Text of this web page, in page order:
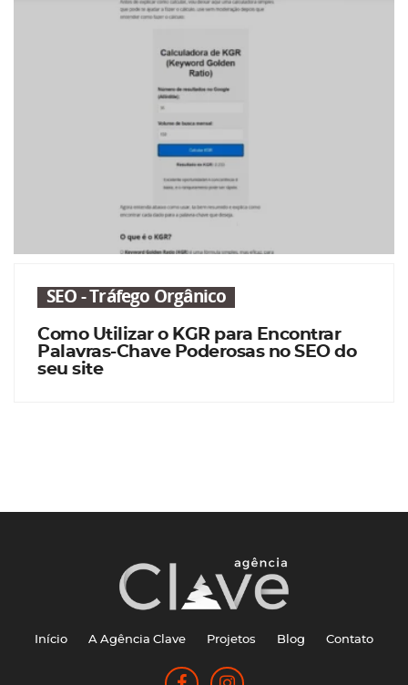
SEO - Tráfego Orgânico
Como Utilizar o KGR para Encontrar
Palavras-Chave Poderosas no SEO do
seu site
Início A Agência Clave Projetos Blog Contato